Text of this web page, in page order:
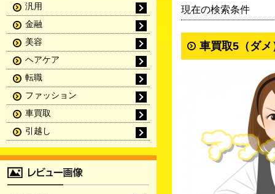
現在の検索条件
車買取5（ダメ
汎用
金融
美容
ヘアケア
転職
ファッション
車買取
引越し